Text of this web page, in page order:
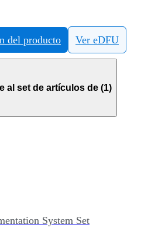
del producto Ver eDFU
al set de artículos de (1)
System Set